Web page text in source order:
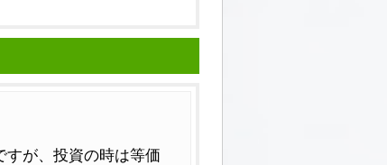
が、投資の時は等価